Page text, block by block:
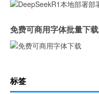
免费可商用字体批量下载
标签